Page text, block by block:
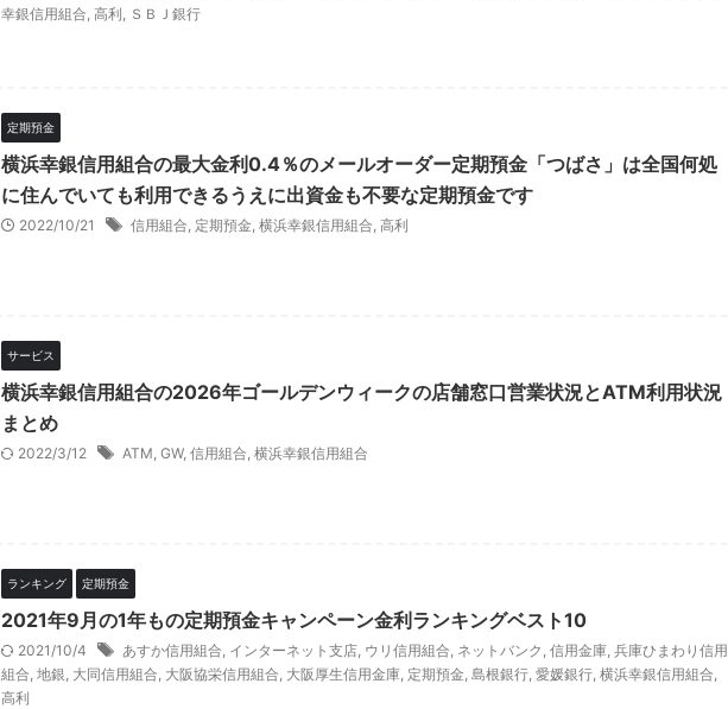
幸銀信用組合, 高利, ＳＢＪ銀行
定期預金
横浜幸銀信用組合の最大金利0.4％のメールオーダー定期預金「つばさ」は全国何処
に住んでいても利用できるうえに出資金も不要な定期預金です
2022/10/21 信用組合, 定期預金, 横浜幸銀信用組合, 高利
サービス
横浜幸銀信用組合の2026年ゴールデンウィークの店舗窓口営業状況とATM利用状況
まとめ
2022/3/12 ATM, GW, 信用組合, 横浜幸銀信用組合
ランキング 定期預金
2021年9月の1年もの定期預金キャンペーン金利ランキングベスト10
2021/10/4 あすか信用組合, インターネット支店, ウリ信用組合, ネットバンク , 信用金庫, 兵庫ひまわり信用
組合, 地銀, 大同信用組合, 大阪協栄信用組合, 大阪厚生信用金庫, 定期預金, 島根銀行, 愛媛銀行, 横浜幸銀信用組合,
高利